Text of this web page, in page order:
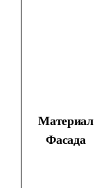
Материал
Фасада